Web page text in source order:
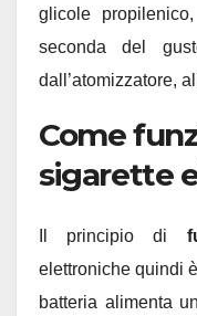
glicole
seconda del
dall’atomizzatore,
Come
sigarette
Il principio di
elettroniche quindi
batteria alimenta